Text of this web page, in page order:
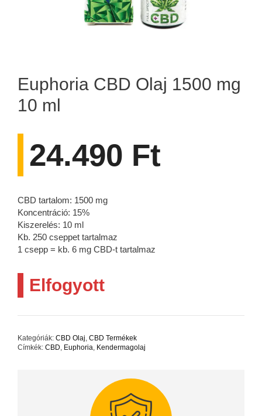
Euphoria CBD Olaj 1500 mg
10 ml
24.490 Ft
CBD tartalom: 1500 mg
Koncentráció: 15%
Kiszerelés: 10 ml
Kb. 250 cseppet tartalmaz
1 csepp = kb. 6 mg CBD-t tartalmaz
Elfogyott
Kategóriák: CBD Olaj, CBD Termékek
Címkék: CBD, Euphoria, Kendermagolaj